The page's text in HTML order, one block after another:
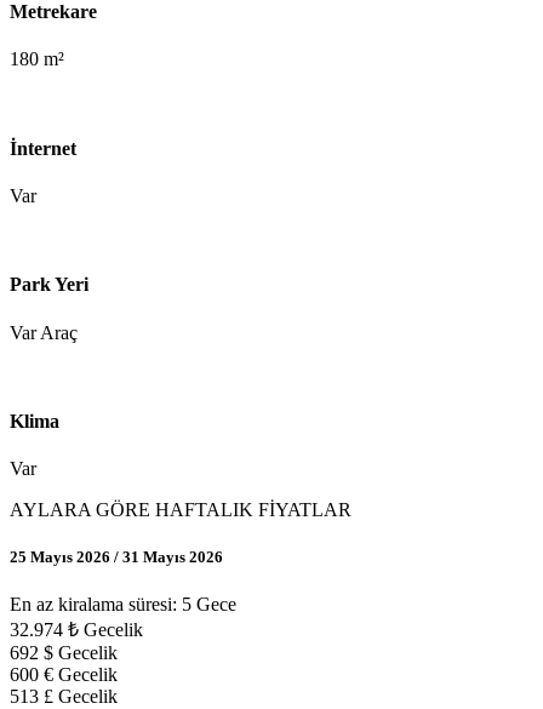
Metrekare
180 m²
İnternet
Var
Park Yeri
Var Araç
Klima
Var
AYLARA GÖRE HAFTALIK FİYATLAR
25 Mayıs 2026 / 31 Mayıs 2026
En az kiralama süresi: 5 Gece
32.974 ₺ Gecelik
692 $ Gecelik
600 € Gecelik
513 £ Gecelik